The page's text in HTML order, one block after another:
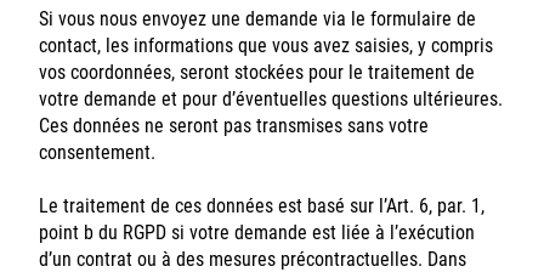
Si vous nous envoyez une demande via le formulaire de
contact, les informations que vous avez saisies, y compris
vos coordonnées, seront stockées pour le traitement de
votre demande et pour d’éventuelles questions ultérieures.
Ces données ne seront pas transmises sans votre
consentement.
Le traitement de ces données est basé sur l’Art. 6, par. 1,
point b du RGPD si votre demande est liée à l’exécution
d’un contrat ou à des mesures précontractuelles. Dans